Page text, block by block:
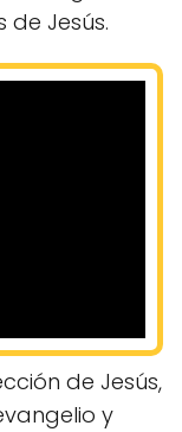
de Jesús.
de Jesús,
y